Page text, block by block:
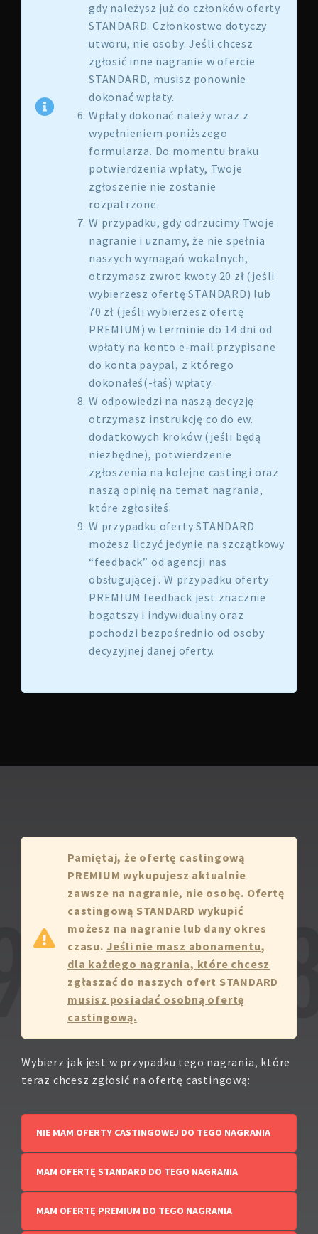
gdy należysz już do członków oferty
STANDARD. Członkostwo dotyczy
utworu, nie osoby. Jeśli chcesz
zgłosić inne nagranie w ofercie
STANDARD, musisz ponownie
dokonać wpłaty.
Wpłaty dokonać należy wraz z
wypełnieniem poniższego
formularza. Do momentu braku
potwierdzenia wpłaty, Twoje
zgłoszenie nie zostanie
rozpatrzone.
W przypadku, gdy odrzucimy Twoje
nagranie i uznamy, że nie spełnia
naszych wymagań wokalnych,
otrzymasz zwrot kwoty 20 zł (jeśli
wybierzesz ofertę STANDARD) lub
70 zł (jeśli wybierzesz ofertę
PREMIUM) w terminie do 14 dni od
wpłaty na konto e-mail przypisane
do konta paypal, z którego
dokonałeś(-łaś) wpłaty.
W odpowiedzi na naszą decyzję
otrzymasz instrukcję co do ew.
dodatkowych kroków (jeśli będą
niezbędne), potwierdzenie
zgłoszenia na kolejne castingi oraz
naszą opinię na temat nagrania,
które zgłosiłeś.
W przypadku oferty STANDARD
możesz liczyć jedynie na szczątkowy
“feedback” od agencji nas
obsługującej . W przypadku oferty
PREMIUM feedback jest znacznie
bogatszy i indywidualny oraz
pochodzi bezpośrednio od osoby
decyzyjnej danej oferty.
Pamiętaj, że ofertę castingową
PREMIUM wykupujesz aktualnie
zawsze na nagranie, nie osobę. Ofertę
castingową STANDARD wykupić
możesz na nagranie lub dany okres
czasu. Jeśli nie masz abonamentu,
dla każdego nagrania, które chcesz
zgłaszać do naszych ofert STANDARD
musisz posiadać osobną ofertę
castingową.
Wybierz jak jest w przypadku tego nagrania, które
teraz chcesz zgłosić na ofertę castingową:
NIE MAM OFERTY CASTINGOWEJ DO TEGO NAGRANIA
MAM OFERTĘ STANDARD DO TEGO NAGRANIA
MAM OFERTĘ PREMIUM DO TEGO NAGRANIA